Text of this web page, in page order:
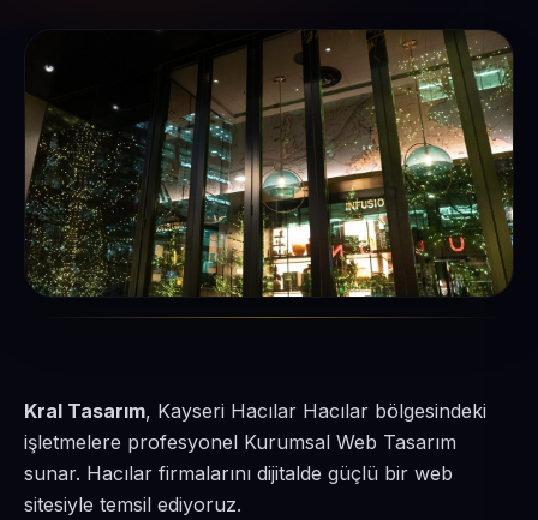
Kral Tasarım, Kayseri Hacılar Hacılar bölgesindeki
işletmelere profesyonel Kurumsal Web Tasarım
sunar. Hacılar firmalarını dijitalde güçlü bir web
sitesiyle temsil ediyoruz.